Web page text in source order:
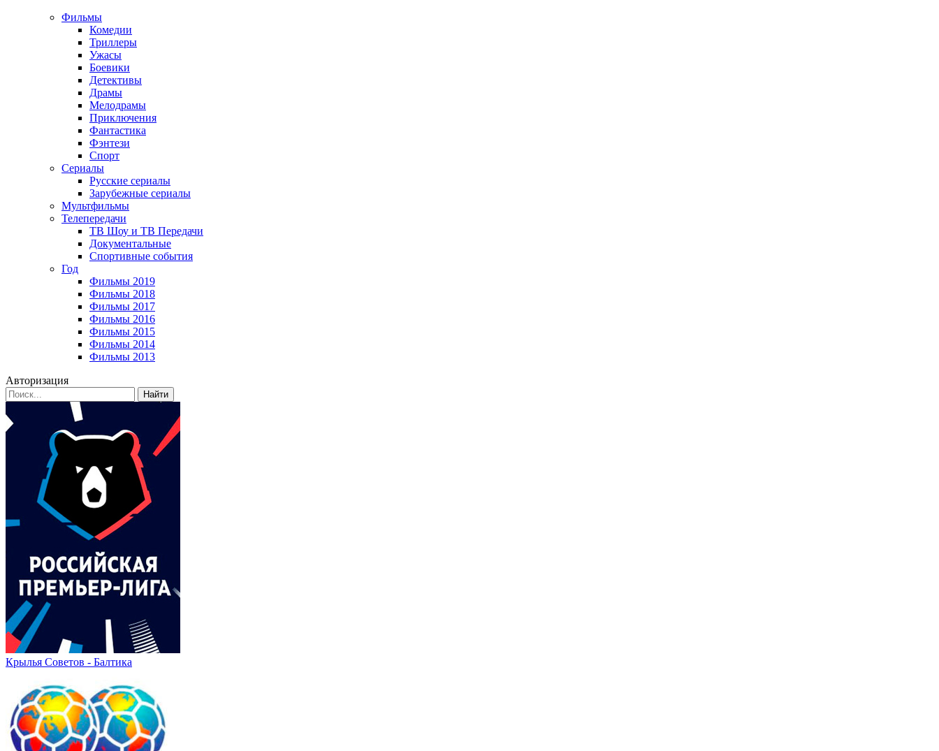
Фильмы
Комедии
Триллеры
Ужасы
Боевики
Детективы
Драмы
Мелодрамы
Приключения
Фантастика
Фэнтези
Спорт
Сериалы
Русские сериалы
Зарубежные сериалы
Мультфильмы
Телепередачи
ТВ Шоу и ТВ Передачи
Документальные
Спортивные события
Год
Фильмы 2019
Фильмы 2018
Фильмы 2017
Фильмы 2016
Фильмы 2015
Фильмы 2014
Фильмы 2013
Авторизация
Найти
Крылья Советов - Балтика